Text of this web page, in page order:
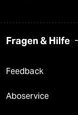
Fragen & Hilfe
Feedback
Aboservice